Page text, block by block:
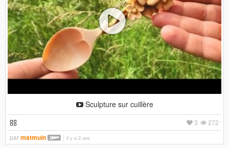
Sculpture sur cuillère
272
3
parmatmuin il y a 2 ans